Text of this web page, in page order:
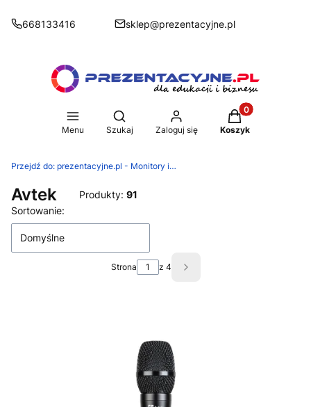
668133416 sklep@prezentacyjne.pl
Menu
Otwórz wyszukiwarkę
Szukaj Zaloguj się
Produkty w
Koszyk
Przejdź do: prezentacyjne.pl - Monitory i podłogi interaktywne
Avtek Produkty: 91
Lista produktów
Sortowanie:
Domyślne
Strona z 4 Następne produkty